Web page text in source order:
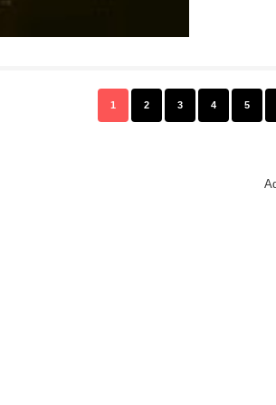
1 2 3 4 5